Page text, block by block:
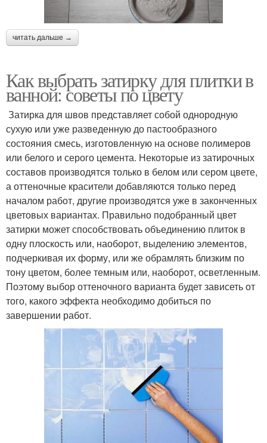
читать дальше →
Как выбрать затирку для плитки в
ванной: советы по цвету
Затирка для швов представляет собой однородную
сухую или уже разведенную до пастообразного
состояния смесь, изготовленную на основе полимеров
или белого и серого цемента. Некоторые из затирочных
составов производятся только в белом или сером цвете,
а оттеночные красители добавляются только перед
началом работ, другие производятся уже в законченных
цветовых вариантах. Правильно подобранный цвет
затирки может способствовать объединению плиток в
одну плоскость или, наоборот, выделению элементов,
подчеркивая их форму, или же обрамлять близким по
тону цветом, более темным или, наоборот, осветленным.
Поэтому выбор оттеночного варианта будет зависеть от
того, какого эффекта необходимо добиться по
завершении работ.